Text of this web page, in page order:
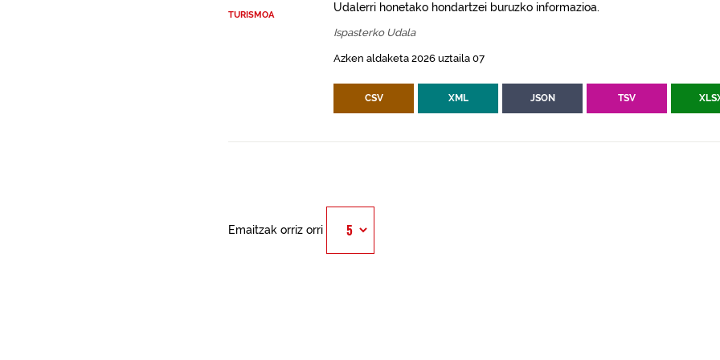
TURISMOA
Udalerri honetako hondartzei buruzko informazioa.
Ispasterko Udala
Azken aldaketa 2026 uztaila 07
CSV XML JSON TSV
Emaitzak orriz orri